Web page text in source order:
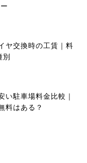
ヤ交換時の工賃｜料
別
い駐車場料金比較｜
料はある？